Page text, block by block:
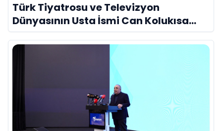
Türk Tiyatrosu ve Televizyon
Dünyasının Usta İsmi Can Kolukısa
Hayatını Kaybetti